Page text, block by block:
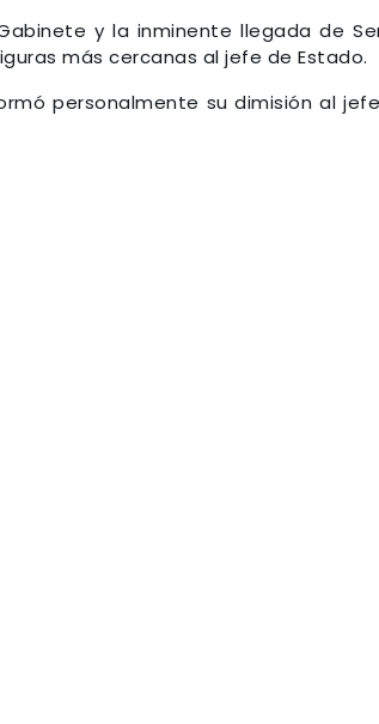
y la inminente llegada de
más cercanas al jefe de Estado.
personalmente su dimisión al